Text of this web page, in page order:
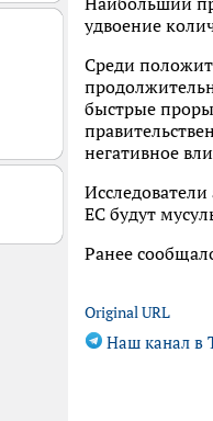
удвоение
Среди
быстрые
негативное
ЕС будут
Ранее
Original URL
Наш канал в